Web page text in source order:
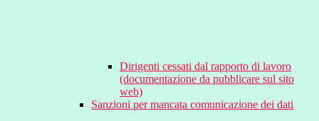
Dirigenti cessati dal rapporto di lavoro
(documentazione da pubblicare sul sito
web)
Sanzioni per mancata comunicazione dei dati